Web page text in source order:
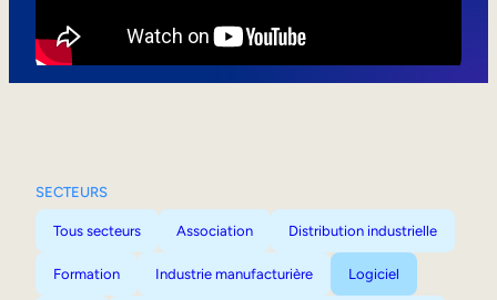
SECTEURS
Tous secteurs Association Distribution industrielle
Formation Industrie manufacturière Logiciel